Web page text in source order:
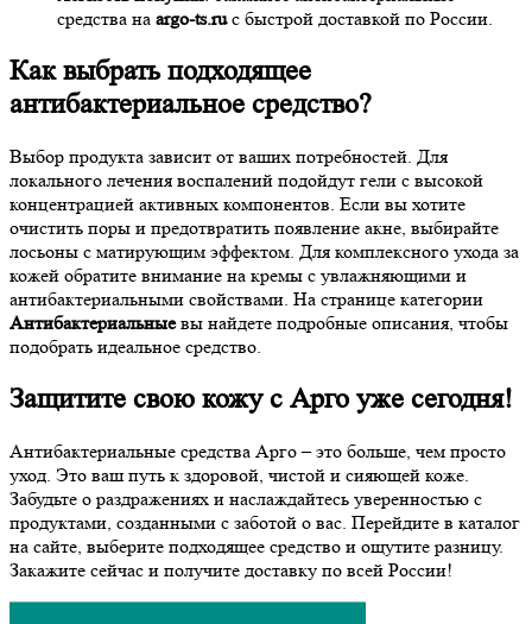
средства на argo-ts.ruс быстрой доставкой по России.
Как выбрать подходящее
антибактериальное средство?
Выбор продукта зависит от ваших потребностей. Для
локального лечения воспалений подойдут гели с высокой
концентрацией активных компонентов. Если вы хотите
очистить поры и предотвратить появление акне, выбирайте
лосьоны с матирующим эффектом. Для комплексного ухода за
кожей обратите внимание на кремы с увлажняющими и
антибактериальными свойствами. На странице категории
Антибактериальныевы найдете подробные описания, чтобы
подобрать идеальное средство.
Защитите свою кожу с Арго уже сегодня!
Антибактериальные средства Арго – это больше, чем просто
уход. Это ваш путь к здоровой, чистой и сияющей коже.
Забудьте о раздражениях и наслаждайтесь уверенностью с
продуктами, созданными с заботой о вас. Перейдите в каталог
на сайте, выберите подходящее средство и ощутите разницу.
Закажите сейчас и получите доставку по всей России!